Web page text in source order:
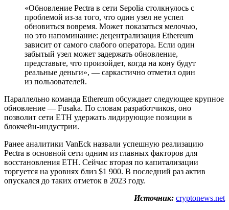
«Обновление Pectra в сети Sepolia столкнулось с
проблемой из-за того, что один узел не успел
обновиться вовремя. Может показаться мелочью,
но это напоминание: децентрализация Ethereum
зависит от самого слабого оператора. Если один
забытый узел может задержать обновление,
представьте, что произойдет, когда на кону будут
реальные деньги», — саркастично отметил один
из пользователей.
Параллельно команда Ethereum обсуждает следующее крупное
обновление — Fusaka. По словам разработчиков, оно
позволит сети ETH удержать лидирующие позиции в
блокчейн-индустрии.
Ранее аналитики VanEck назвали успешную реализацию
Pectra в основной сети одним из главных факторов для
восстановления ETH. Сейчас вторая по капитализации
торгуется на уровнях близ $1 900. В последний раз актив
опускался до таких отметок в 2023 году.
Источник: cryptonews.net